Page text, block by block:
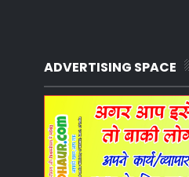
ADVERTISING SPACE